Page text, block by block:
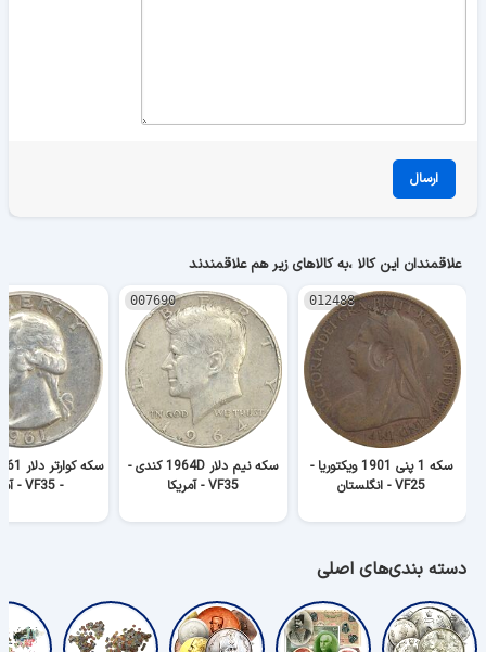
ارسال
علاقمندان این کالا ،به کالاهای زیر هم علاقمندند
012488
سکه 1 پنی 1901 ویکتوریا -
VF25 - انگلستان
007690
سکه نیم دلار 1964D کندی -
VF35 - آمریکا
- VF35 - آمریکا
دسته بندی‌های اصلی